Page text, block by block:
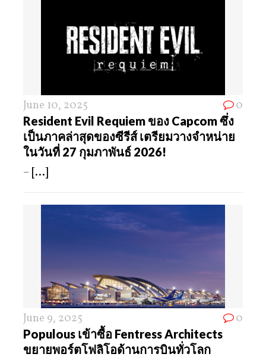
June 10, 2025 0
Resident Evil Requiem ของ Capcom ซึ่ง
เป็นภาคล่าสุดของซีรีส์ เตรียมวางจำหน่าย
ในวันที่ 27 กุมภาพันธ์ 2026!
– [...]
June 9, 2025 0
Populous เข้าซื้อ Fentress Architects
ขยายพอร์ตโฟลิโอด้านการบินทั่วโลก